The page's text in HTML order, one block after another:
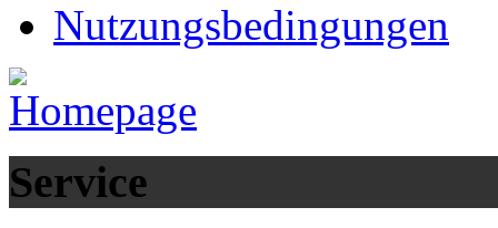
Nutzungsbedingungen
Service